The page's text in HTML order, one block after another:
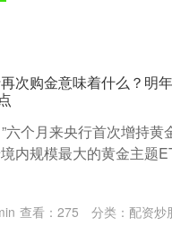
次购金意味着什么？明
六个月来央行首次增持
内规模最大的黄金主题
查看： 275 分类： 配资炒